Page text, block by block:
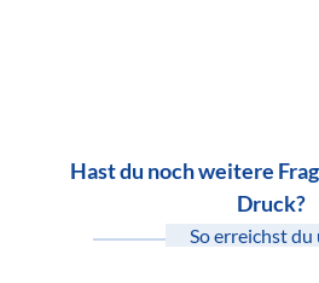
Hast du noch weitere
Druck?
So erreichst du